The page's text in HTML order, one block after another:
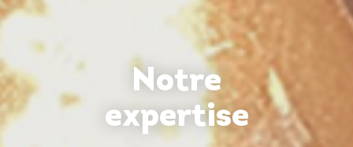
Notre
expertise